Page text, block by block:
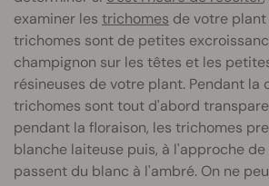
examiner les trichomes de votre plant
trichomes sont de petites
champignon sur les têtes et les
résineuses de votre plant. Pendant la
trichomes sont tout d'abord
pendant la floraison, les trichomes
blanche laiteuse puis, à l'approche
passent du blanc à l'ambré. On ne